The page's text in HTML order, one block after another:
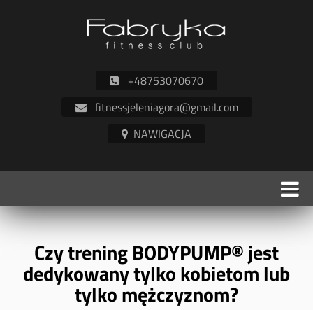
+48753070670
fitnessjeleniagora@gmail.com
Czy trening BODYPUMP® jest
dedykowany tylko kobietom lub
tylko mężczyznom?